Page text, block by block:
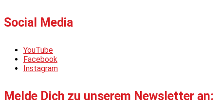
Social Media
YouTube
Facebook
Instagram
Melde Dich zu unserem Newsletter an: